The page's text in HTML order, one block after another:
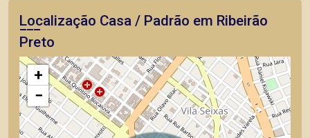
Localização Casa / Padrão em Ribeirão
Preto
+
−